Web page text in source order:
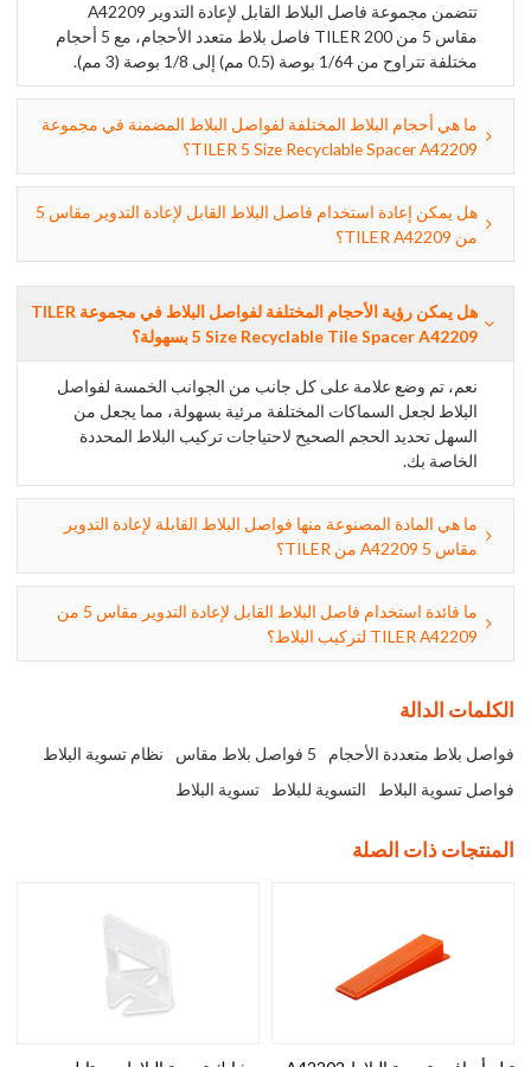
تتضمن مجموعة فاصل البلاط القابل لإعادة التدوير A42209
مقاس 5 من TILER 200 فاصل بلاط متعدد الأحجام، مع 5 أحجام
مختلفة تتراوح من 1/64 بوصة (0.5 مم) إلى 1/8 بوصة (3 مم).
ما هي أحجام البلاط المختلفة لفواصل البلاط المضمنة في مجموعة
TILER 5 Size Recyclable Spacer A42209؟
هل يمكن إعادة استخدام فاصل البلاط القابل لإعادة التدوير مقاس 5
من TILER A42209؟
هل يمكن رؤية الأحجام المختلفة لفواصل البلاط في مجموعة TILER
5 Size Recyclable Tile Spacer A42209 بسهولة؟
نعم، تم وضع علامة على كل جانب من الجوانب الخمسة لفواصل
البلاط لجعل السماكات المختلفة مرئية بسهولة، مما يجعل من
السهل تحديد الحجم الصحيح لاحتياجات تركيب البلاط المحددة
الخاصة بك.
ما هي المادة المصنوعة منها فواصل البلاط القابلة لإعادة التدوير
مقاس 5 A42209 من TILER؟
ما فائدة استخدام فاصل البلاط القابل لإعادة التدوير مقاس 5 من
TILER A42209 لتركيب البلاط؟
الكلمات الدالة
فواصل بلاط متعددة الأحجام 5 فواصل بلاط مقاس
نظام تسوية البلاط
فواصل تسوية البلاط
التسوية للبلاط تسوية البلاط
المنتجات ذات الصلة